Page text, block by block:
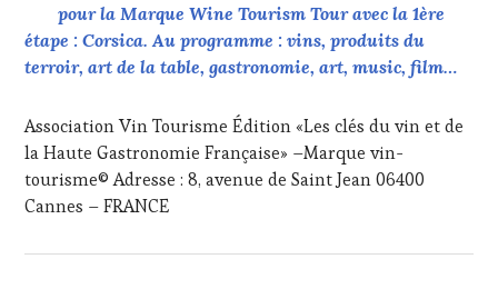
pour la Marque Wine Tourism Tour avec la 1ère
étape : Corsica. Au programme : vins, produits du
terroir, art de la table, gastronomie, art, music, film…
Association Vin Tourisme Édition «Les clés du vin et de
la Haute Gastronomie Française» –Marque vin-
tourisme© Adresse : 8, avenue de Saint Jean 06400
Cannes – FRANCE